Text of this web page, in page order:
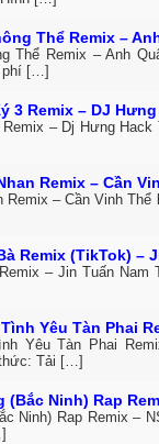
Thể Remix –
Thể Remix – Anh
phí […]
3 Remix – DJ
Remix – Dj Hưng
Remix – Cần
Remix – Cần Vinh
Remix (TikTok) –
– Jin Tuấn
Yêu Tàn Phai
Yêu Tàn Phai
Tải […]
Ninh) Rap
Ninh) Rap Remix –